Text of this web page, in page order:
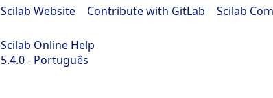
Scilab Website Contribute with GitLab Scilab
Scilab Online Help
5.4.0 - Português